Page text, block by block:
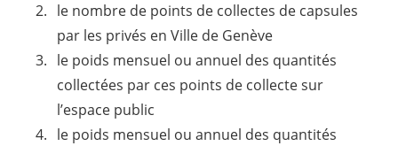
le nombre de points de collectes de capsules
par les privés en Ville de Genève
le poids mensuel ou annuel des quantités
collectées par ces points de collecte sur
l’espace public
le poids mensuel ou annuel des quantités